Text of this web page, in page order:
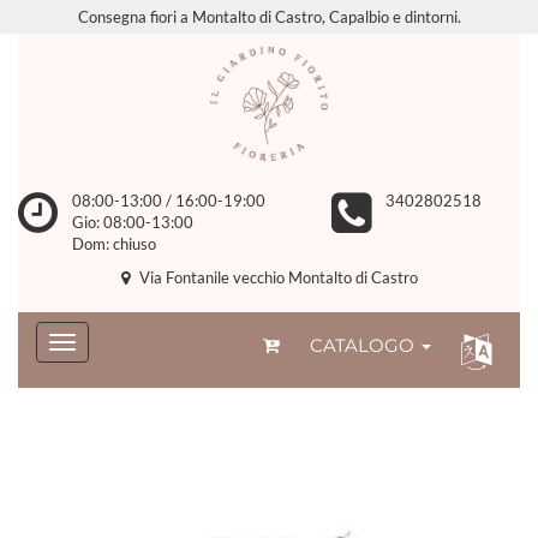
Consegna fiori a Montalto di Castro, Capalbio e dintorni.
08:00-13:00 / 16:00-19:00
Gio: 08:00-13:00
Dom: chiuso
3402802518
Via Fontanile vecchio Montalto di Castro
CATALOGO